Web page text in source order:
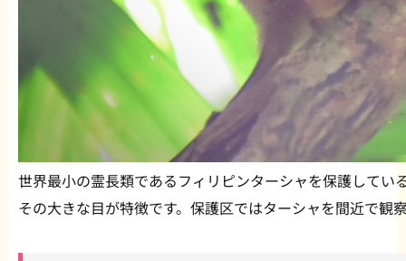
世界最小の霊長類であるフィリピンターシャを保護してい
その大きな目が特徴です。保護区ではターシャを間近で観